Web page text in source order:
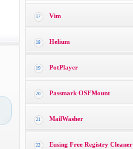
17 Vim
18 Helium
19 PotPlayer
20 Passmark OSFMount
21 MailWasher
22 Eusing Free Registry Cleaner